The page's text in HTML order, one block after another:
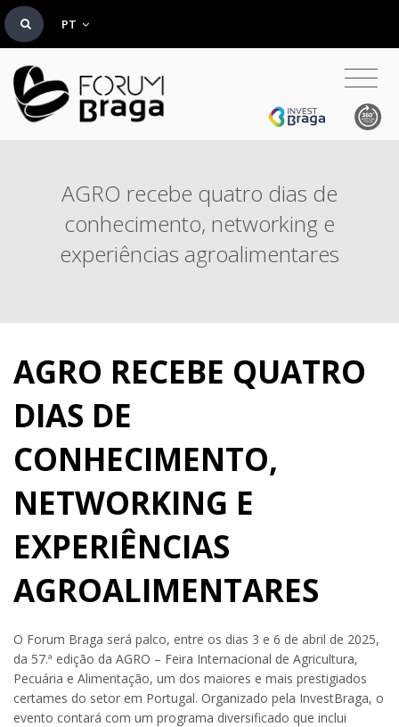
PT
AGRO recebe quatro dias de
conhecimento, networking e
experiências agroalimentares
AGRO RECEBE QUATRO
DIAS DE
CONHECIMENTO,
NETWORKING E
EXPERIÊNCIAS
AGROALIMENTARES
O Forum Braga será palco, entre os dias 3 e 6 de abril de 2025,
da 57.ª edição da AGRO – Feira Internacional de Agricultura,
Pecuária e Alimentação, um dos maiores e mais prestigiados
certames do setor em Portugal. Organizado pela InvestBraga, o
evento contará com um programa diversificado que inclui